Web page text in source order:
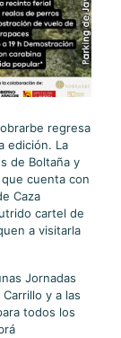
regresa
edición. La
de Boltaña y
cuenta con
Caza
cartel de
a visitarla
Jornadas
y a las
todos los